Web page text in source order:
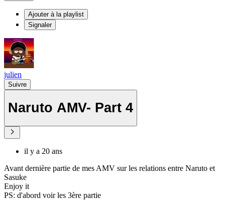
Ajouter à la playlist
Signaler
julien
Suivre
Naruto AMV- Part 4
il y a 20 ans
Avant dernière partie de mes AMV sur les relations entre Naruto et
Sasuke
Enjoy it
PS: d'abord voir les 3ère partie